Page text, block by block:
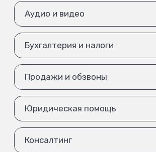
Аудио и видео
Бухгалтерия и налоги
Продажи и обзвоны
Юридическая помощь
Консалтинг